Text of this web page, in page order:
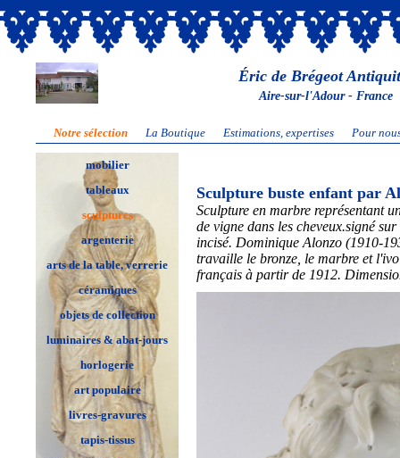
Éric de Brégeot
Aire-sur-l'Adour - France
Notre sélection La Boutique Estimations, expertises Pour
mobilier
tableaux
sculptures
argenterie
arts de la table, verrerie
céramiques
objets de collection
luminaires & abat-jours
horlogerie
art populaire
livres-gravures
tapis-tissus
Sculpture buste enfant par
Sculpture en marbre représentant
de vigne dans les cheveux.signé
incisé. Dominique Alonzo (1910-
travaille le bronze, le marbre et
français à partir de 1912.